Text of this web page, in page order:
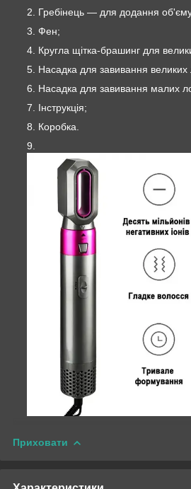
Гребінець — для додання об'єму
Фен;
Кругла щітка-брашинг для
Насадка для завивання великих
Насадка для завивання малих
Інструкція;
Коробка.
Приховати